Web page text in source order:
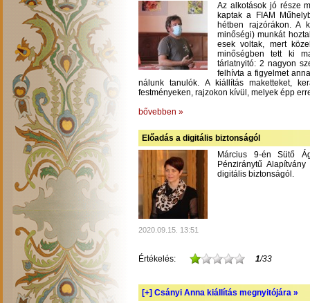
Az alkotások jó része
kaptak a FIAM
hétben rajzórákon. A
minőségi) munkát
esek voltak, mert
minőségben tett ki
tárlatnyitó: 2 nagyon
felhívta a figyelmet
nálunk tanulók. A kiállítás maketteket,
festményeken, rajzokon kívül, melyek épp
bővebben »
Előadás a digitális biztonságól
Március 9-én Sütő
Pénziránytű
digitális biztonságól.
2020.09.15. 13:51
Értékelés: 1/33
[+] Csányi Anna kiállítás megnyitójára »